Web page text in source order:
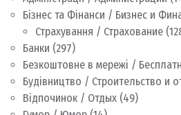
Бізнес та Фінанси / Бизнес и
Страхування / Страхование
Банки (297)
Безкоштовне в мережі /
Будівництво / Строительство и
Відпочинок / Отдых (49)